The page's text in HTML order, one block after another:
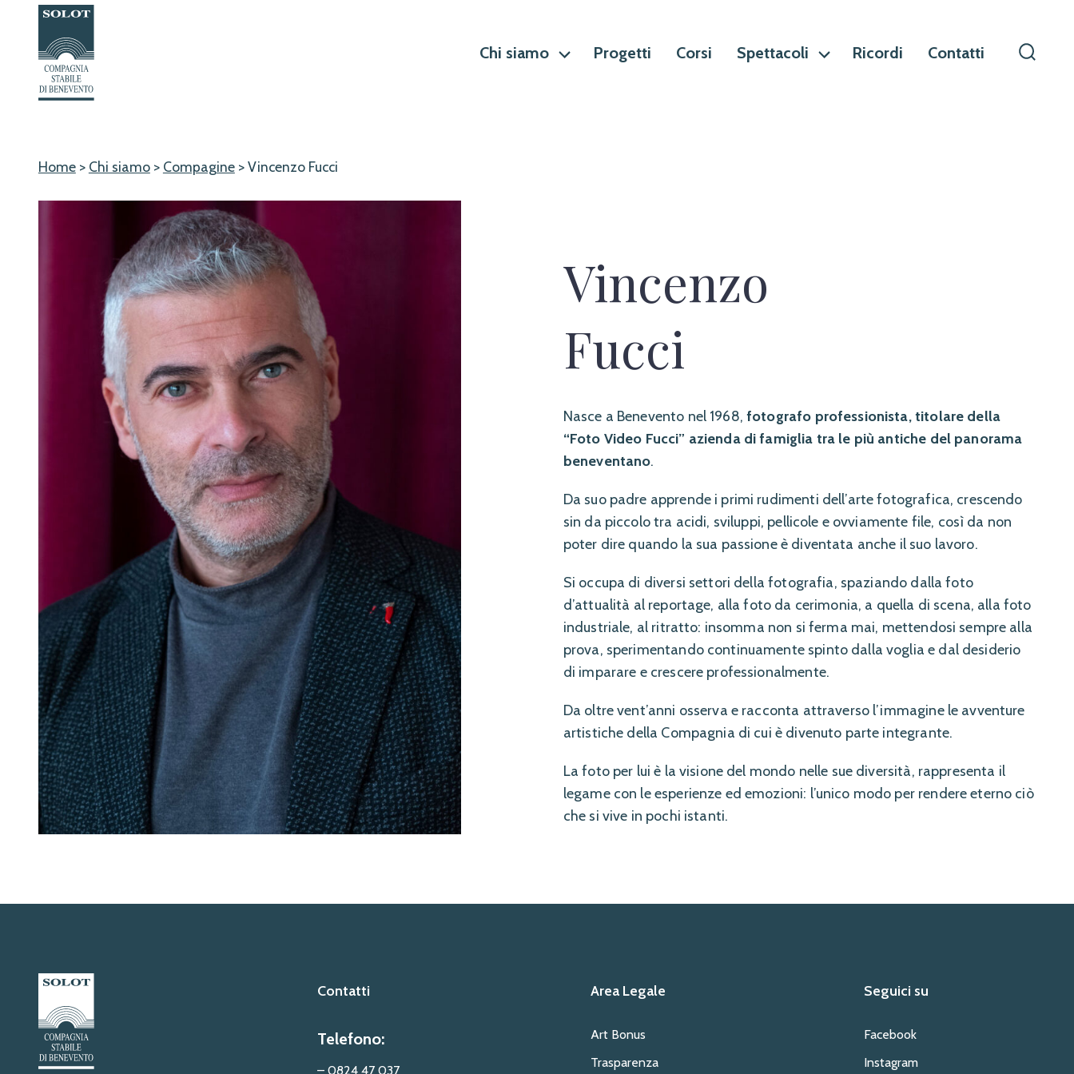
contenuto
Chi siamo Progetti Corsi Spettacoli Ricordi Contatti
Home> Chi siamo> Compagine>Vincenzo Fucci
Vincenzo
Fucci
Nasce a Benevento nel 1968,fotografo professionista, titolare della
“Foto Video Fucci” azienda di famiglia tra le più antiche del panorama
beneventano.
Da suo padre apprende i primi rudimenti dell’arte fotografica, crescendo
sin da piccolo tra acidi, sviluppi, pellicole e ovviamente file, così da non
poter dire quando la sua passione è diventata anche il suo lavoro.
Si occupa di diversi settori della fotografia, spaziando dalla foto
d’attualità al reportage, alla foto da cerimonia, a quella di scena, alla foto
industriale, al ritratto: insomma non si ferma mai, mettendosi sempre alla
prova, sperimentando continuamente spinto dalla voglia e dal desiderio
di imparare e crescere professionalmente.
Da oltre vent’anni osserva e racconta attraverso l’immagine le avventure
artistiche della Compagnia di cui è divenuto parte integrante.
La foto per lui è la visione del mondo nelle sue diversità, rappresenta il
legame con le esperienze ed emozioni: l’unico modo per rendere eterno ciò
che si vive in pochi istanti.
Contatti
Telefono:
– 0824 47 037
Area Legale
Art Bonus
Trasparenza
Seguici su
Facebook
Instagram